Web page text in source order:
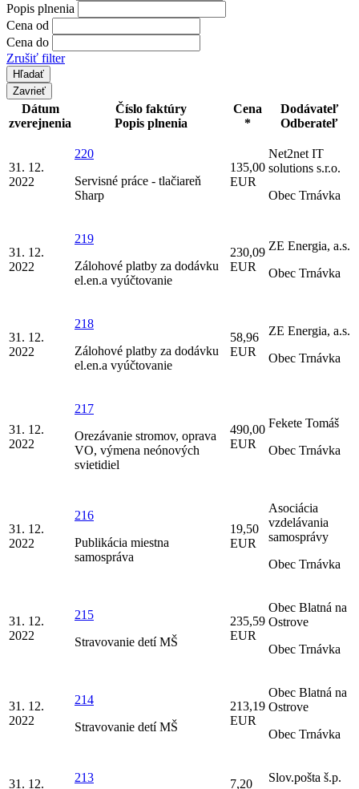
Popis plnenia
Cena od
Cena do
Zrušiť filter
Zavrieť
Dátum
zverejnenia
Číslo faktúry
Popis plnenia
Cena
*
Dodávateľ
Odberateľ
31. 12.
2022
220
Servisné práce - tlačiareň
Sharp
135,00
EUR
Net2net IT
solutions s.r.o.
Obec Trnávka
31. 12.
2022
219
Zálohové platby za dodávku
el.en.a vyúčtovanie
230,09
EUR
ZE Energia, a.s.
Obec Trnávka
31. 12.
2022
218
Zálohové platby za dodávku
el.en.a vyúčtovanie
58,96
EUR
ZE Energia, a.s.
Obec Trnávka
31. 12.
2022
217
Orezávanie stromov, oprava
VO, výmena neónových
svietidiel
490,00
EUR
Fekete Tomáš
Obec Trnávka
31. 12.
2022
216
Publikácia miestna
samospráva
19,50
EUR
Asociácia
vzdelávania
samosprávy
Obec Trnávka
31. 12.
2022
215
Stravovanie detí MŠ
235,59
EUR
Obec Blatná na
Ostrove
Obec Trnávka
31. 12.
2022
214
Stravovanie detí MŠ
213,19
EUR
Obec Blatná na
Ostrove
Obec Trnávka
31. 12. 213 7,20 Slov.pošta š.p.